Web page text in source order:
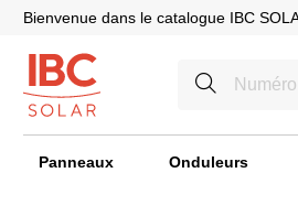
Bienvenue dans le catalogue IBC
Panneaux Onduleurs